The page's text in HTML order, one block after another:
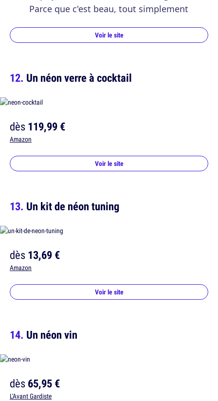
Parce que c'est beau, tout simplement
Voir le site
Un néon verre à cocktail
dès119,99 €
Amazon
Voir le site
Un kit de néon tuning
dès13,69 €
Amazon
Voir le site
Un néon vin
dès65,95 €
L'Avant Gardiste